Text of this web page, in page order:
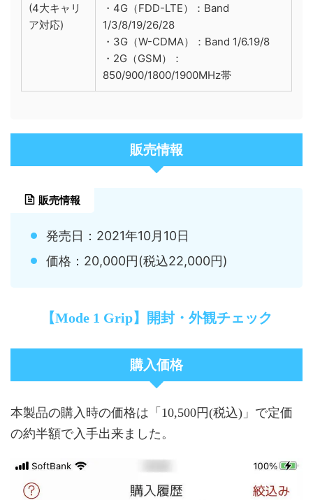
(4大キャリ
ア対応)
・4G（FDD-LTE）：Band
1/3/8/19/26/28
・3G（W-CDMA）：Band 1/6.19/8
・2G（GSM）：
850/900/1800/1900MHz帯
販売情報
販売情報
発売日：2021年10月10日
価格：20,000円(税込22,000円)
【Mode 1 Grip】開封・外観チェック
購入価格
本製品の購入時の価格は「10,500円(税込)」で定価
の約半額で入手出来ました。